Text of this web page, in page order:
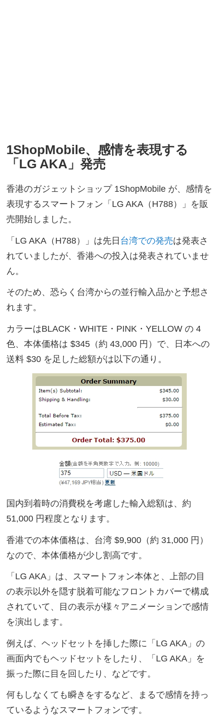
1ShopMobile、感情を表現する
「LG AKA」発売
香港のガジェットショップ 1ShopMobile が、感情を
表現するスマートフォン「LG AKA（H788）」を販
売開始しました。
「LG AKA（H788）」は先日 台湾での発売は発表さ
れていましたが、香港への投入は発表されていませ
ん。
そのため、恐らく台湾からの並行輸入品かと予想さ
れます。
カラーはBLACK・WHITE・PINK・YELLOW の 4
色、本体価格は $345（約 43,000 円）で、日本への
送料 $30 を足した総額がは以下の通り。
国内到着時の消費税を考慮した輸入総額は、約
51,000 円程度となります。
香港での本体価格は、台湾 $9,900（約 31,000 円）
なので、本体価格が少し割高です。
「LG AKA」は、スマートフォン本体と、上部の目
の表示以外を隠す脱着可能なフロントカバーで構成
されていて、目の表示が様々アニメーションで感情
を演出します。
例えば、ヘッドセットを挿した際に「LG AKA」の
画面内でもヘッドセットをしたり、「LG AKA」を
振った際に目を回したり、などです。
何もしなくても瞬きをするなど、まるで感情を持っ
ているようなスマートフォンです。